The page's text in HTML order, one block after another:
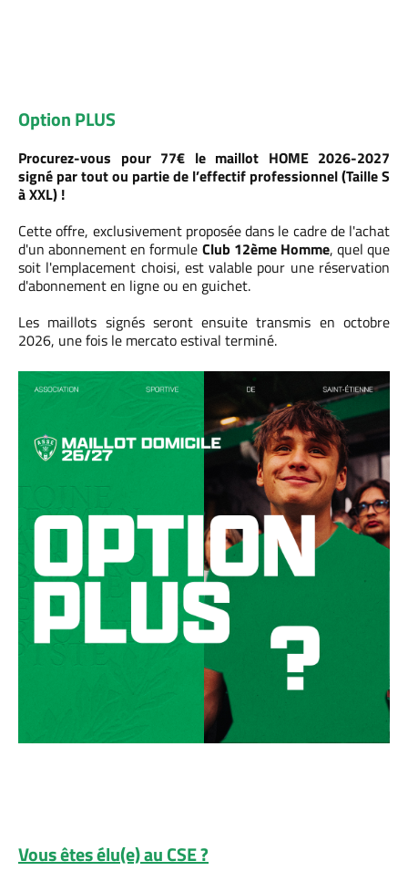
Option PLUS
Procurez-vous pour 77€ le maillot HOME 2026-2027
signé par tout ou partie de l’effectif professionnel (Taille S
à XXL) !
Cette offre, exclusivement proposée dans le cadre de l'achat
d'unabonnement en formule Club 12ème Homme, quel que
soit l'emplacement choisi, est valable pour une réservation
d'abonnement en ligne ou en guichet.
Les maillots signés seront ensuite transmis en octobre
2026, une fois le mercato estival terminé.
Vous êtes élu(e) au CSE ?